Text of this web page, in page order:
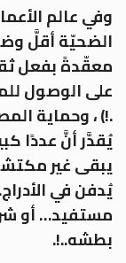
وفي عالم
الضحيّة أقلَّ
معقّدةً بفعل
على الوصول
.!) ، وحماية
يُقدَّر أنَّ عددًا
يبقى غير
يُدفن في
مستفيد… أو
بطشه..!.